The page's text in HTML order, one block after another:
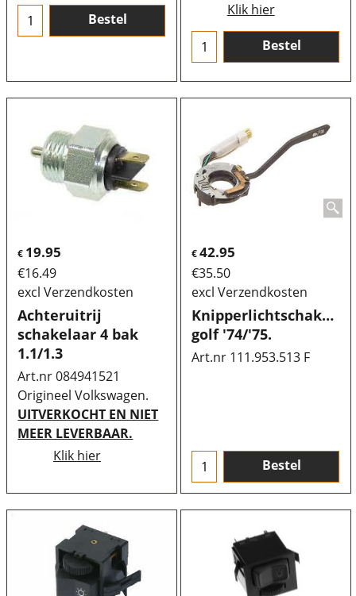
Bestel
Klik hier
Bestel
€ 19.95
€16.49
excl Verzendkosten
Achteruitrij
schakelaar 4 bak
1.1/1.3
Art.nr 084941521
Origineel Volkswagen.
UITVERKOCHT EN NIET
MEER LEVERBAAR.
Klik hier
€42.95
€35.50
excl Verzendkosten
golf '74/'75.
Art.nr 111.953.513 F
Bestel